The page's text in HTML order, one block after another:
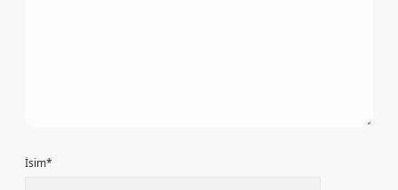
İsim*